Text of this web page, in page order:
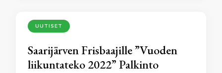
UUTISET
Saarijärven Frisbaajille ”Vuoden
liikuntateko 2022” Palkinto